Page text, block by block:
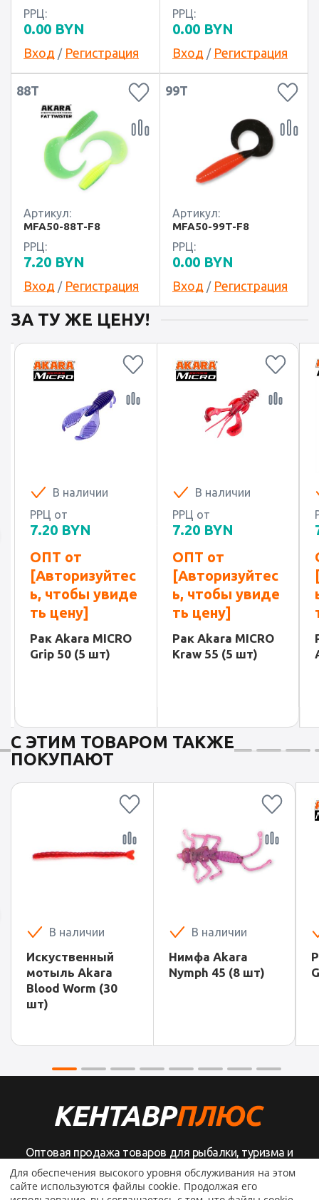
РРЦ:
0.00 BYN
Вход / Регистрация
РРЦ:
0.00 BYN
Вход / Регистрация
88T
Артикул:
MFA50-88T-F8
РРЦ:
7.20 BYN
Вход / Регистрация
99T
Артикул:
MFA50-99T-F8
РРЦ:
0.00 BYN
Вход / Регистрация
ЗА ТУ ЖЕ ЦЕНУ!
В наличии
РРЦ от
BYN
ОПТ от
[Авторизуйтес
ь, чтобы увиде
ть цену]
Рак Akara MICRO
Grip 50 (5 шт)
В наличии
РРЦ от
BYN
ОПТ от
[Авторизуйтес
ь, чтобы увиде
ть цену]
Рак Akara MICRO
Kraw 55 (5 шт)
РРЦ
ь,
ть
С ЭТИМ ТОВАРОМ ТАКЖЕ
ПОКУПАЮТ
В наличии
Искуственный
мотыль Akara
Blood Worm (30
шт)
В наличии
Нимфа Akara
Nymph 45 (8 шт)
Оптовая продажа товаров для рыбалки, туризма и
Для обеспечения высокого уровня обслуживания на этом
сайте используются файлы cookie. Продолжая его